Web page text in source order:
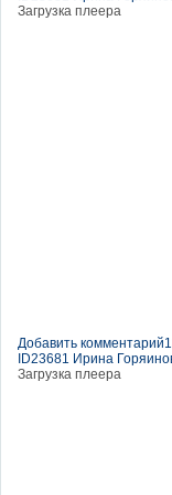
Загрузка плеера
Добавить комментарий
ID23681 Ирина
Загрузка плеера